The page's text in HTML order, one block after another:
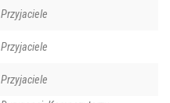
Przyjaciele
Przyjaciele
Przyjaciele